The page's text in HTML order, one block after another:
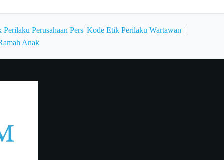
Perusahaan Pers Kode Etik Perilaku Wartawan
Anak